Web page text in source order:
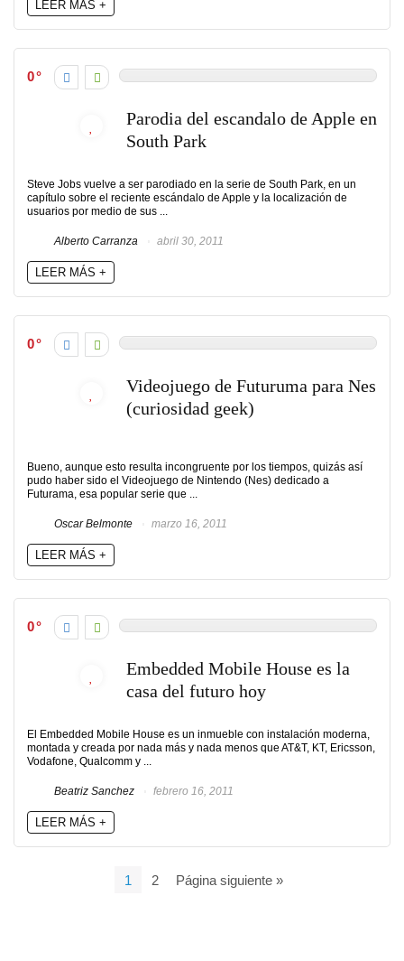
LEER MÁS +
0
Parodia del escandalo de Apple en
South Park
Steve Jobs vuelve a ser parodiado en la serie de South Park, en un
capítulo sobre el reciente escándalo de Apple y la localización de
usuarios por medio de sus ...
Alberto Carranza abril 30, 2011
LEER MÁS +
0
Videojuego de Futuruma para Nes
(curiosidad geek)
Bueno, aunque esto resulta incongruente por los tiempos, quizás así
pudo haber sido el Videojuego de Nintendo (Nes) dedicado a
Futurama, esa popular serie que ...
Oscar Belmonte marzo 16, 2011
LEER MÁS +
0
Embedded Mobile House es la
casa del futuro hoy
El Embedded Mobile House es un inmueble con instalación moderna,
montada y creada por nada más y nada menos que AT&T, KT, Ericsson,
Vodafone, Qualcomm y ...
Beatriz Sanchez febrero 16, 2011
LEER MÁS +
1 2 Página siguiente »